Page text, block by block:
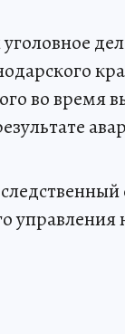
во время